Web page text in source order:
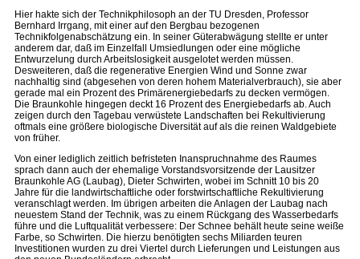
Hier hakte sich der Technikphilosoph an der TU Dresden, Professor
Bernhard Irrgang, mit einer auf den Bergbau bezogenen
Technikfolgenabschätzung ein. In seiner Güterabwägung stellte er unter
anderem dar, daß im Einzelfall Umsiedlungen oder eine mögliche
Entwurzelung durch Arbeitslosigkeit ausgelotet werden müssen.
Desweiteren, daß die regenerative Energien Wind und Sonne zwar
nachhaltig sind (abgesehen von deren hohem Materialverbrauch), sie aber
gerade mal ein Prozent des Primärenergiebedarfs zu decken vermögen.
Die Braunkohle hingegen deckt 16 Prozent des Energiebedarfs ab. Auch
zeigen durch den Tagebau verwüstete Landschaften bei Rekultivierung
oftmals eine größere biologische Diversität auf als die reinen Waldgebiete
von früher.
Von einer lediglich zeitlich befristeten Inanspruchnahme des Raumes
sprach dann auch der ehemalige Vorstandsvorsitzende der Lausitzer
Braunkohle AG (Laubag), Dieter Schwirten, wobei im Schnitt 10 bis 20
Jahre für die landwirtschaftliche oder forstwirtschaftliche Rekultivierung
veranschlagt werden. Im übrigen arbeiten die Anlagen der Laubag nach
neuestem Stand der Technik, was zu einem Rückgang des Wasserbedarfs
führe und die Luftqualität verbessere: Der Schnee behält heute seine weiße
Farbe, so Schwirten. Die hierzu benötigten sechs Miliarden teuren
Investitionen wurden zu drei Viertel durch Lieferungen und Leistungen aus